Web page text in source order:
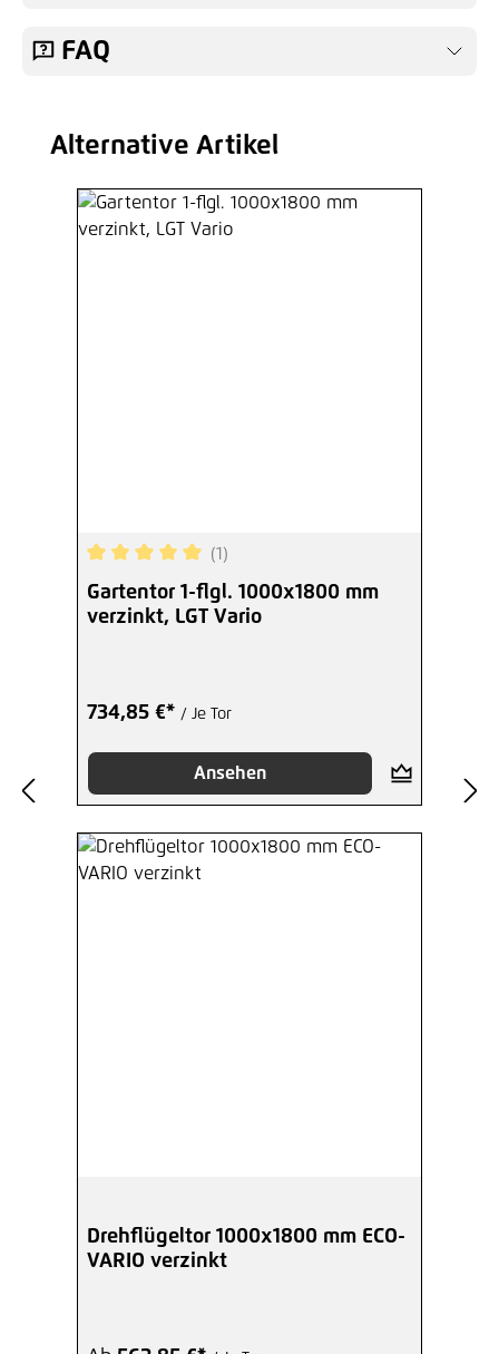
FAQ
Produktgalerie überspringen
Alternative Artikel
Durchschnittliche Bewertung von 5 von 5
(1)
Gartentor 1-flgl. 1000x1800 mm
verzinkt, LGT Vario
734,85 €* / Je Tor
Ansehen
Drehflügeltor 1000x1800 mm ECO-
VARIO verzinkt